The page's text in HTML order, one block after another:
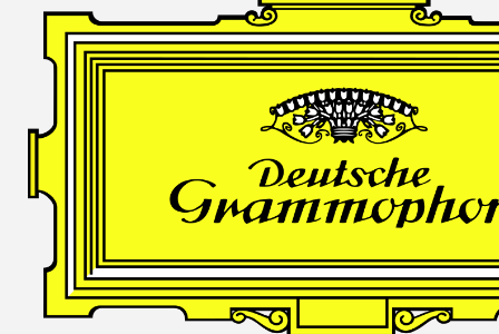
Andrè Schuen,
Baritone
Daniel Heide,
Piano
GALLERY